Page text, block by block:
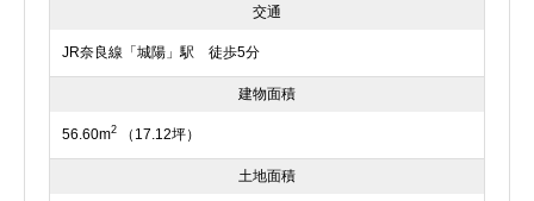
交通
JR奈良線「城陽」駅 徒歩5分
建物面積
56.60m2 （17.12坪）
土地面積